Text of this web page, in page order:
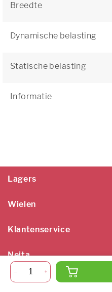
Breedte
Dynamische belasting
Statische belasting
Informatie
Lagers
Wielen
Klantenservice
Neita
Neita Techniek B.V. 2026